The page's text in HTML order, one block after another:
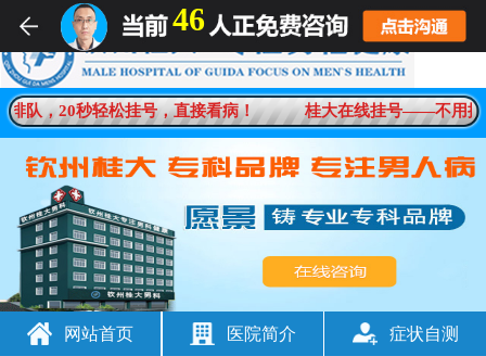
队，20秒轻松挂号，直接看病！ 桂大在线挂号——不用排
网站首页 医院简介 症状自测
46
男科疾病一对一在线解答
想咨询男科问题